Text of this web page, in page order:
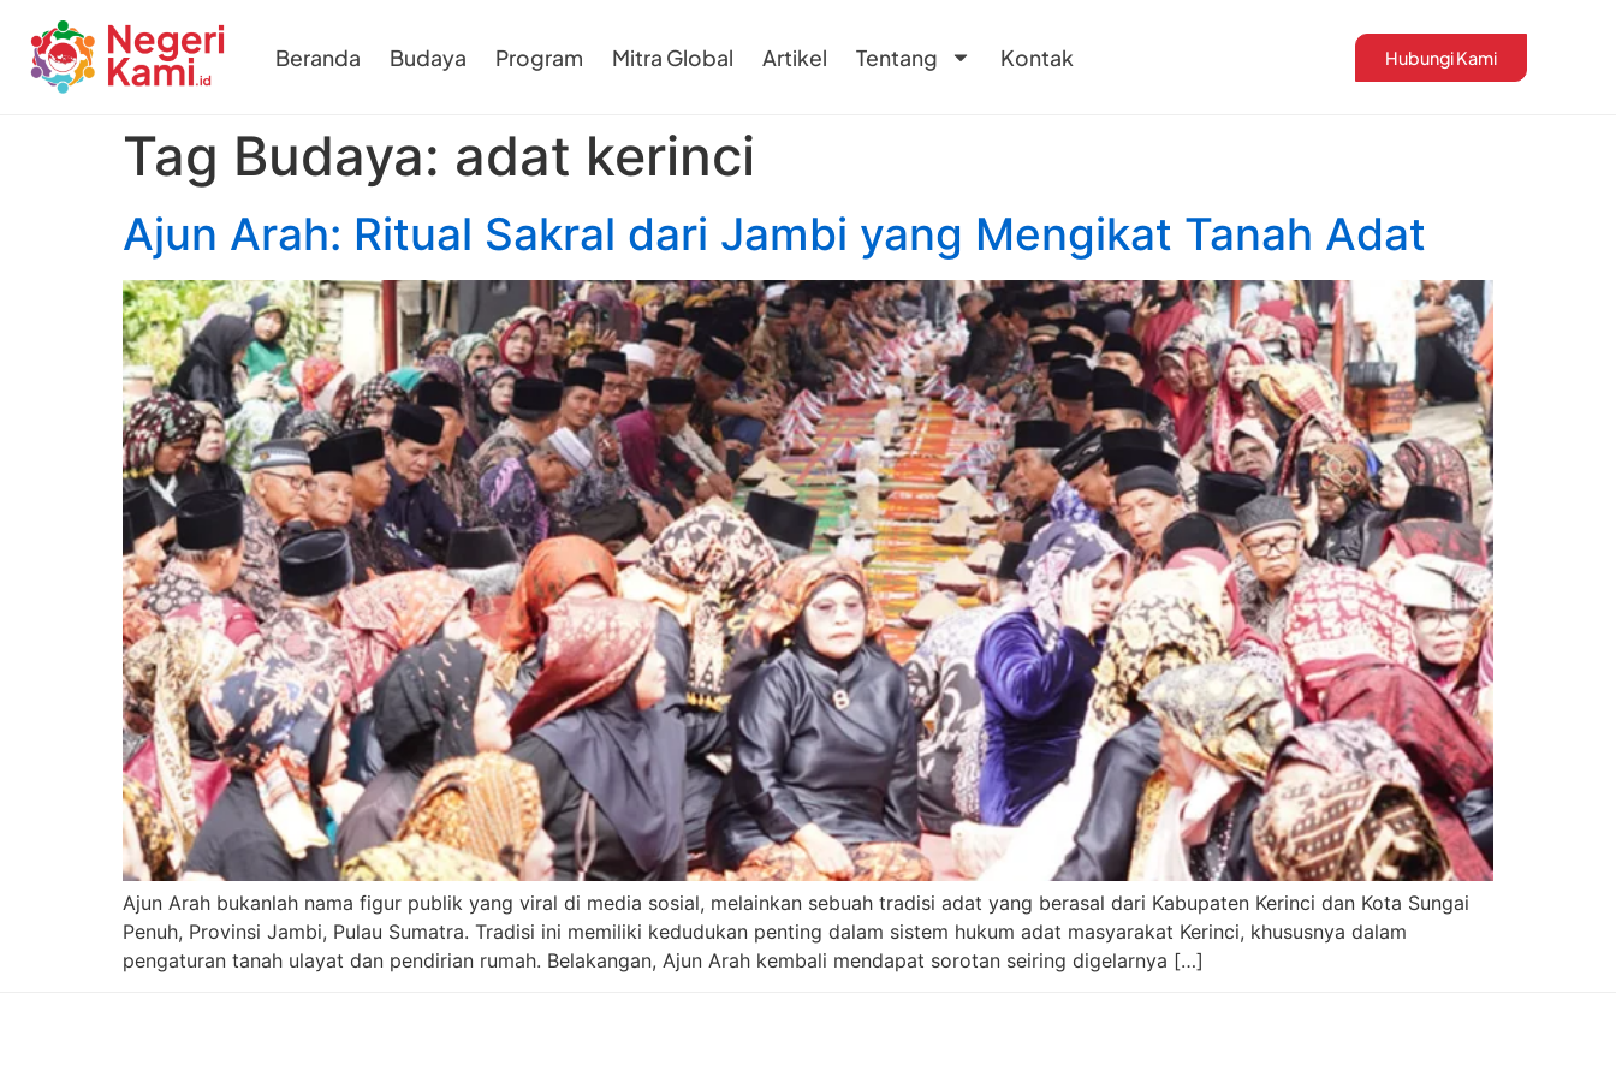
Beranda Budaya Program Mitra Global Artikel Tentang Kontak Hubungi Kami
Tag Budaya: adat kerinci
Ajun Arah: Ritual Sakral dari Jambi yang Mengikat Tanah Adat
Ajun Arah bukanlah nama figur publik yang viral di media sosial, melainkan sebuah tradisi adat yang berasal dari Kabupaten Kerinci dan Kota Sungai
Penuh, Provinsi Jambi, Pulau Sumatra. Tradisi ini memiliki kedudukan penting dalam sistem hukum adat masyarakat Kerinci, khususnya dalam
pengaturan tanah ulayat dan pendirian rumah. Belakangan, Ajun Arah kembali mendapat sorotan seiring digelarnya […]